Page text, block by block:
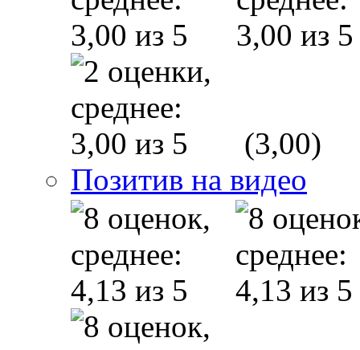
(3,00)
Позитив на видео